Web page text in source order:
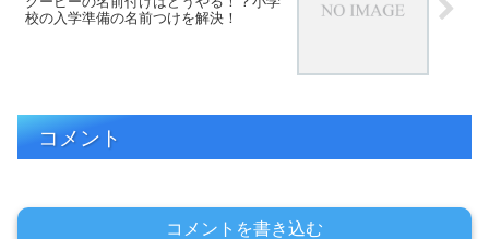
校の入学準備の名前つけを解決！
コメント
コメントを書き込む